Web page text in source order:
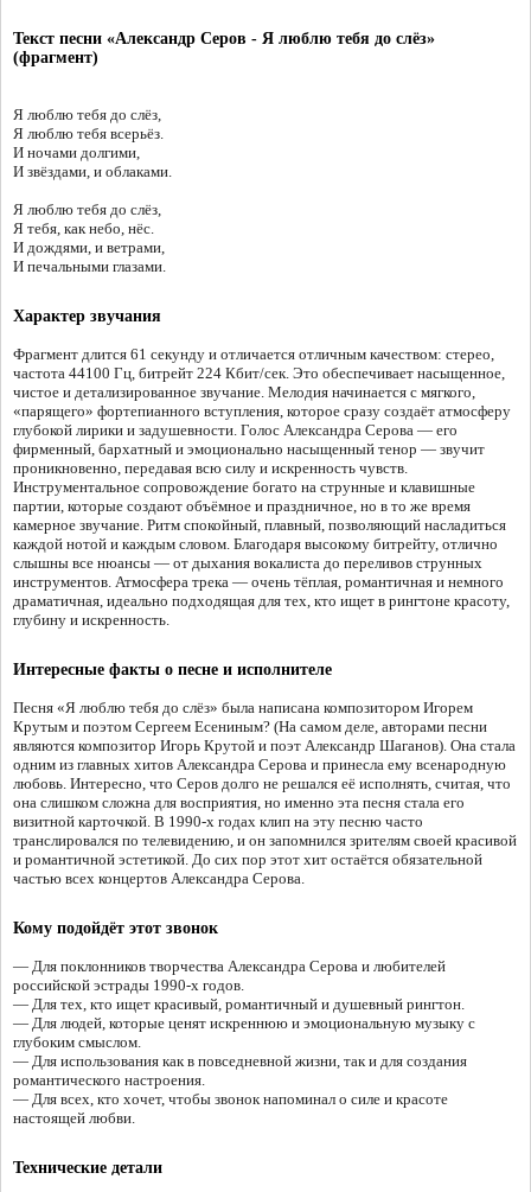
Текст песни «Александр Серов - Я люблю тебя до слёз»
(фрагмент)
Я люблю тебя до слёз,
Я люблю тебя всерьёз.
И ночами долгими,
И звёздами, и облаками.
Я люблю тебя до слёз,
Я тебя, как небо, нёс.
И дождями, и ветрами,
И печальными глазами.
Характер звучания
Фрагмент длится 61 секунду и отличается отличным качеством: стерео,
частота 44100 Гц, битрейт 224 Кбит/сек. Это обеспечивает насыщенное,
чистое и детализированное звучание. Мелодия начинается с мягкого,
«парящего» фортепианного вступления, которое сразу создаёт атмосферу
глубокой лирики и задушевности. Голос Александра Серова — его
фирменный, бархатный и эмоционально насыщенный тенор — звучит
проникновенно, передавая всю силу и искренность чувств.
Инструментальное сопровождение богато на струнные и клавишные
партии, которые создают объёмное и праздничное, но в то же время
камерное звучание. Ритм спокойный, плавный, позволяющий насладиться
каждой нотой и каждым словом. Благодаря высокому битрейту, отлично
слышны все нюансы — от дыхания вокалиста до переливов струнных
инструментов. Атмосфера трека — очень тёплая, романтичная и немного
драматичная, идеально подходящая для тех, кто ищет в рингтоне красоту,
глубину и искренность.
Интересные факты о песне и исполнителе
Песня «Я люблю тебя до слёз» была написана композитором Игорем
Крутым и поэтом Сергеем Есениным? (На самом деле, авторами песни
являются композитор Игорь Крутой и поэт Александр Шаганов). Она стала
одним из главных хитов Александра Серова и принесла ему всенародную
любовь. Интересно, что Серов долго не решался её исполнять, считая, что
она слишком сложна для восприятия, но именно эта песня стала его
визитной карточкой. В 1990-х годах клип на эту песню часто
транслировался по телевидению, и он запомнился зрителям своей красивой
и романтичной эстетикой. До сих пор этот хит остаётся обязательной
частью всех концертов Александра Серова.
Кому подойдёт этот звонок
— Для поклонников творчества Александра Серова и любителей
российской эстрады 1990-х годов.
— Для тех, кто ищет красивый, романтичный и душевный рингтон.
— Для людей, которые ценят искреннюю и эмоциональную музыку с
глубоким смыслом.
— Для использования как в повседневной жизни, так и для создания
романтического настроения.
— Для всех, кто хочет, чтобы звонок напоминал о силе и красоте
настоящей любви.
Технические детали